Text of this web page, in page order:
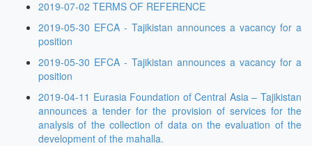
2019-07-02 TERMS OF REFERENCE
2019-05-30 EFCA - Tajikistan announces a vacancy for a
position
2019-05-30 EFCA - Tajikistan announces a vacancy for a
position
2019-04-11 Eurasia Foundation of Central Asia – Tajikistan
announces a tender for the provision of services for the
analysis of the collection of data on the evaluation of the
development of the mahalla.